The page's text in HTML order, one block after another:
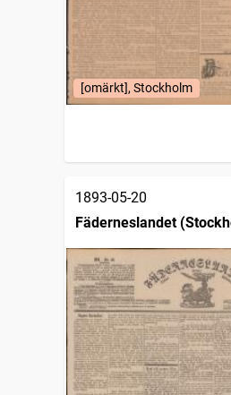
[omärkt], Stockholm
1893-05-20
Fäderneslandet